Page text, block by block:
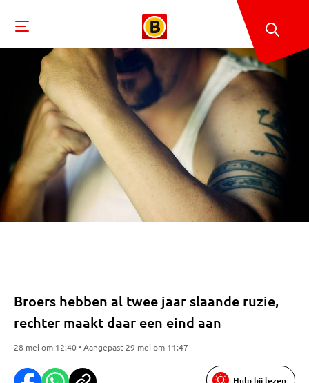
Broers hebben al twee jaar slaande ruzie,
rechter maakt daar een eind aan
28 mei om 12:40 • Aangepast 29 mei om 11:47
Hulp bij lezen